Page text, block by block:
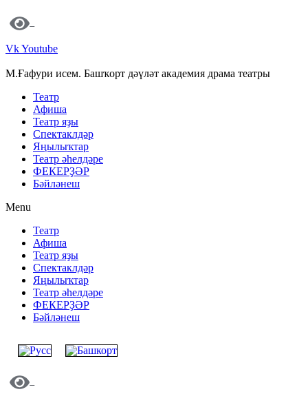
VkYoutube
М.Ғафури исем. Башҡорт дәүләт академия драма театры
Театр
Афиша
Театр яҙы
Спектаклдәр
Яңылыҡтар
Театр әһелдәре
ФЕКЕРҘӘР
Бәйләнеш
Menu
Театр
Афиша
Театр яҙы
Спектаклдәр
Яңылыҡтар
Театр әһелдәре
ФЕКЕРҘӘР
Бәйләнеш